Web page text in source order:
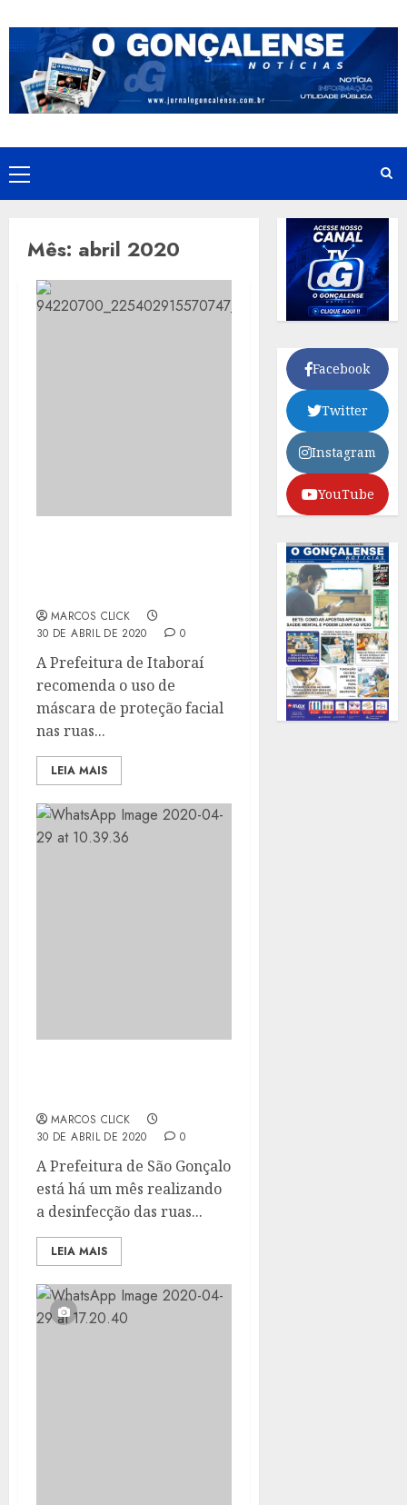
to
content
Primary
Menu
Mês: abril 2020
MARCOS CLICK
30 DE ABRIL DE 2020
0
A Prefeitura de Itaboraí
recomenda o uso de
máscara de proteção facial
nas ruas...
LEIA MAIS
MARCOS CLICK
30 DE ABRIL DE 2020
0
A Prefeitura de São Gonçalo
está há um mês realizando
a desinfecção das ruas...
LEIA MAIS
Facebook
Twitter
Instagram
YouTube